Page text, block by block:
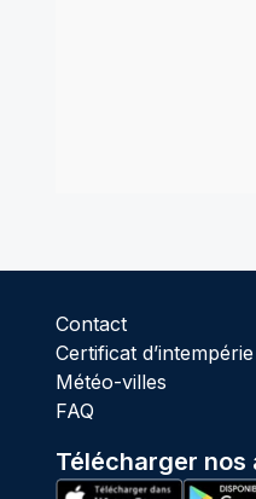
Contact
Certificat d’intempérie
Météo-villes
FAQ
Télécharger nos